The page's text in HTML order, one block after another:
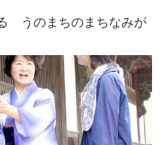
うのまちのまちなみが